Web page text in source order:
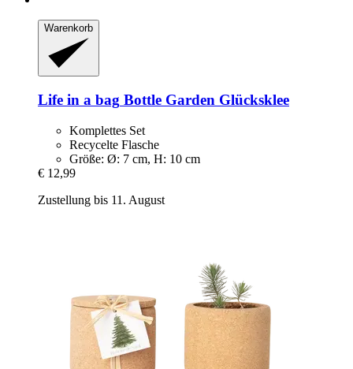
Warenkorb
Life in a bag Bottle Garden Glücksklee
Komplettes Set
Recycelte Flasche
Größe: Ø: 7 cm, H: 10 cm
€ 12,99
Zustellung bis 11. August